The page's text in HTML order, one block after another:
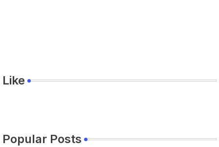
Like
Popular Posts